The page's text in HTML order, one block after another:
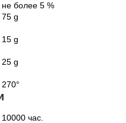
не более 5 %
75 g
15 g
25 g
270°
10000 час.